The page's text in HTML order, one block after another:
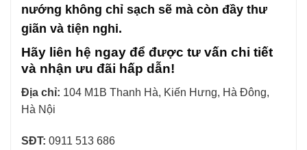
nướng không chỉ sạch sẽ mà còn đầy thư
giãn và tiện nghi.
Hãy liên hệ ngay để được tư vấn chi tiết
và nhận ưu đãi hấp dẫn!
Địa chỉ: 104 M1B Thanh Hà, Kiến Hưng, Hà Đông,
Hà Nội
SĐT: 0911 513 686